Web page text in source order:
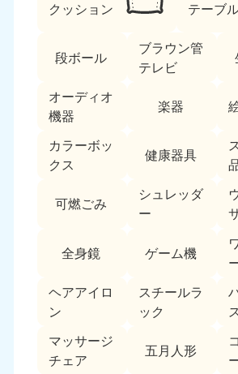
クッション
テーブ
段ボール
ブラウン管
テレビ
オーディオ
機器
楽器
カラーボッ
クス
健康器具
可燃ごみ
シュレッダ
ー
全身鏡 ゲーム機
ヘアアイロ
ン
スチールラ
ック
マッサージ
チェア
五月人形
北海道・東北
050-1881-5277
9:00〜19:00 年中無休
050-
9:00〜
岩手県
9:00〜19:00 年中無休 9:00〜
050-1881-5273
9:00〜19:00 年中無休
050-
9:00〜